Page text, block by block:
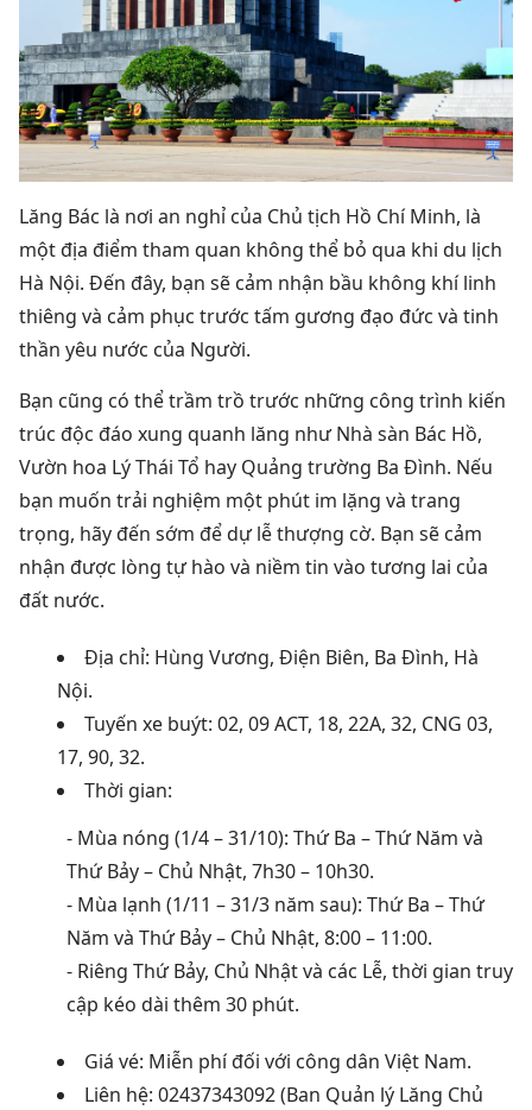
Lăng Bác là nơi an nghỉ của Chủ tịch Hồ Chí Minh, là
mộtđịa điểm tham quan không thể bỏ qua khi du lịch
Hà Nội. Đến đây, bạn sẽ cảm nhận bầu không khí linh
thiêng và cảm phục trước tấm gương đạo đức và tinh
thần yêu nước của Người.
Bạn cũng có thể trầm trồ trước những công trình kiến ​​
trúc độc đáo xung quanh lăng như Nhà sàn Bác Hồ,
Vườn hoa Lý Thái Tổ hay Quảng trường Ba Đình. Nếu
bạn muốn trải nghiệm một phút im lặng và trang
trọng, hãy đến sớm để dự lễ thượng cờ. Bạn sẽ cảm
nhận được lòng tự hào và niềm tin vào tương lai của
đất nước.
Địa chỉ: Hùng Vương, Điện Biên, Ba Đình, Hà
Nội.
Tuyến xe buýt: 02, 09 ACT, 18, 22A, 32, CNG 03,
17, 90, 32.
Thời gian:
- Mùa nóng (1/4 – 31/10): Thứ Ba – Thứ Năm và
Thứ Bảy – Chủ Nhật, 7h30 – 10h30.
- Mùa lạnh (1/11 – 31/3 năm sau): Thứ Ba – Thứ
Năm và Thứ Bảy – Chủ Nhật, 8:00 – 11:00.
- Riêng Thứ Bảy, Chủ Nhật và các Lễ, thời gian truy
cập kéo dài thêm 30 phút.
Giá vé: Miễn phí đối với công dân Việt Nam.
Liên hệ: 02437343092 (Ban Quản lý Lăng Chủ